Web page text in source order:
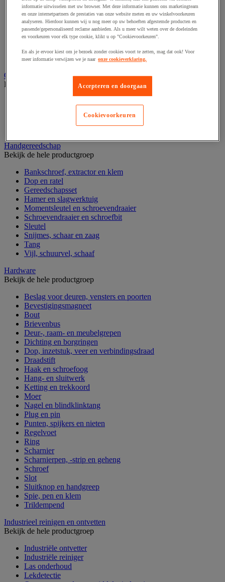
Accessoires voor elektrisch schakelpaneel
Batterij, oplader en kabel
Elektrische kabel
Elektrische uitrusting
Verlengsnoer, stekkerdoos en kapelhaspel
Wandcontactdoos en schakelaar
Gereedschap opbergen
Bekijk de hele productgroep
Gereedschapskoffer en versterkte kist
Verrijdbare werktafel
Handgereedschap
Bekijk de hele productgroep
Bankschroef, extractor en klem
Dop en ratel
Gereedschapsset
Hamer en slagwerktuig
Momentsleutel en schroevendraaier
Schroevendraaier en schroefbit
Sleutel
Snijmes, schaar en zaag
Tang
Vijl, schuurvel, schaaf
Hardware
Bekijk de hele productgroep
Beslag voor deuren, vensters en poorten
Bevestigingsmagneet
Bout
Brievenbus
Deur-, raam- en meubelgrepen
Dichting en borgringen
Dop, inzetstuk, veer en verbindingsdraad
Draadstift
Haak en schroefoog
Hang- en sluitwerk
Ketting en trekkoord
Moer
Nagel en blindklinktang
Plug en pin
Punten, spijkers en nieten
Regelvoet
Ring
Scharnier
Scharnierpen, -strip en geheng
Schroef
Slot
Sluitknop en handgreep
Spie, pen en klem
Trildempend
Industrieel reinigen en ontvetten
Bekijk de hele productgroep
Industriële ontvetter
Industriële reiniger
Las onderhoud
Lekdetectie
informatie uitwisselen met uw browser. Met deze informatie kunnen ons marketingteam
en onze internetpartners de prestaties van onze website meten en uw winkelvoorkeuren
analyseren. Hierdoor kunnen wij u nog meer op uw behoeften afgestemde producten en
passende/gepersonaliseerd reclame aanbieden. Als u meer wilt weten over de doeleinden
en voorkeuren voor elk type cookie, klikt u op "Cookievoorkeuren".
En als je ervoor kiest om je bezoek zonder cookies voort te zetten, mag dat ook! Voor
meer informatie verwijzen we je naar onze cookieverklaring.
Accepteren en doorgaan
Cookievoorkeuren